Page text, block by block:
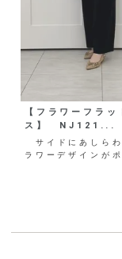
【フラワーフラッ
ス】 NJ121...
サイドにあしら
ラワーデザインが